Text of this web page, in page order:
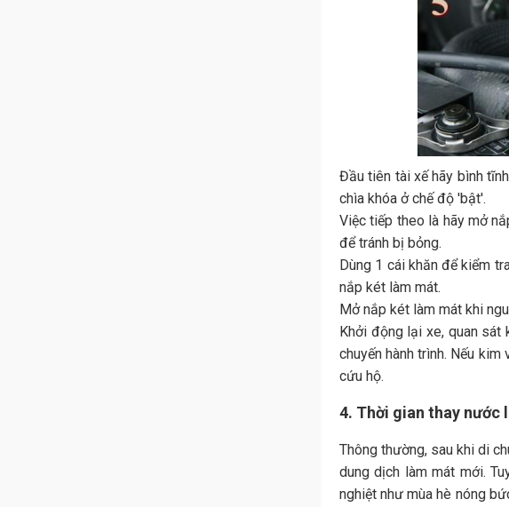
Đầu tiên tài xế hãy bình
chìa khóa ở chế độ 'bật'.
Việc tiếp theo là hãy mở
để tránh bị bỏng.
Dùng 1 cái khăn để kiểm
nắp két làm mát.
Mở nắp két làm mát khi
Khởi động lại xe, quan sát
chuyến hành trình. Nếu
cứu hộ.
4. Thời gian thay nước
Thông thường, sau khi di
dung dịch làm mát mới.
nghiệt như mùa hè nóng